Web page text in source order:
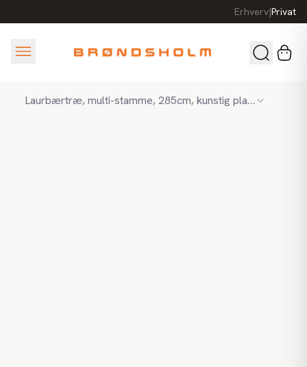
Erhverv|Privat
Laurbærtræ, multi-stamme, 285cm, kunstig plante